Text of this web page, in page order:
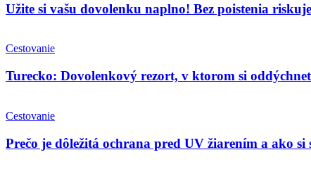
Užite si vašu dovolenku naplno! Bez poistenia
Cestovanie
Turecko: Dovolenkový rezort, v ktorom si
Cestovanie
Prečo je dôležitá ochrana pred UV žiarením a ako